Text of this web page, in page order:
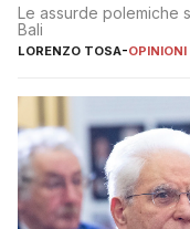
Le assurde polemiche
Bali
LORENZO TOSA-OPINIONI